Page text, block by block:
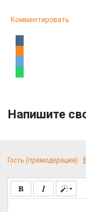
Комментировать
Напишите
Гость (премодерация)